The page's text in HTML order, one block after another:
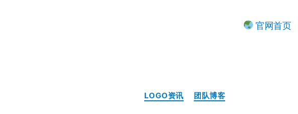
官网首页
LOGO资讯 团队博客